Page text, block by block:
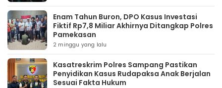
Enam Tahun Buron, DPO Kasus Investasi
Fiktif Rp7,8 Miliar Akhirnya Ditangkap Polres
Pamekasan
2 minggu yang lalu
Kasatreskrim Polres Sampang Pastikan
Penyidikan Kasus Rudapaksa Anak Berjalan
Sesuai Fakta Hukum